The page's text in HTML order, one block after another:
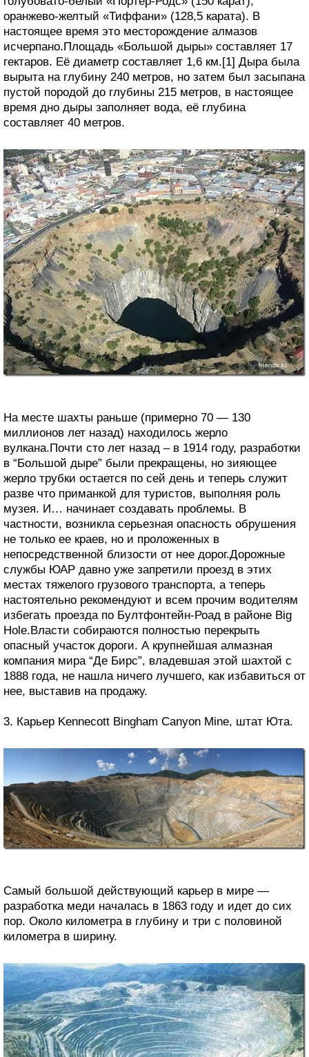
оранжево-желтый «Тиффани» (128,5 карата). В
настоящее время это месторождение алмазов
исчерпано.Площадь «Большой дыры» составляет 17
гектаров. Её диаметр составляет 1,6 км.[1] Дыра была
вырыта на глубину 240 метров, но затем был засыпана
пустой породой до глубины 215 метров, в настоящее
время дно дыры заполняет вода, её глубина
составляет 40 метров.
На месте шахты раньше (примерно 70 — 130
миллионов лет назад) находилось жерло
вулкана.Почти сто лет назад – в 1914 году, разработки
в “Большой дыре” были прекращены, но зияющее
жерло трубки остается по сей день и теперь служит
разве что приманкой для туристов, выполняя роль
музея. И… начинает создавать проблемы. В
частности, возникла серьезная опасность обрушения
не только ее краев, но и проложенных в
непосредственной близости от нее дорог.Дорожные
службы ЮАР давно уже запретили проезд в этих
местах тяжелого грузового транспорта, а теперь
настоятельно рекомендуют и всем прочим водителям
избегать проезда по Бултфонтейн-Роад в районе Big
Hole.Власти собираются полностью перекрыть
опасный участок дороги. А крупнейшая алмазная
компания мира “Де Бирс”, владевшая этой шахтой с
1888 года, не нашла ничего лучшего, как избавиться от
нее, выставив на продажу.
3. Карьер Kennecott Bingham Canyon Mine, штат Юта.
Самый большой действующий карьер в мире —
разработка меди началась в 1863 году и идет до сих
пор. Около километра в глубину и три с половиной
километра в ширину.